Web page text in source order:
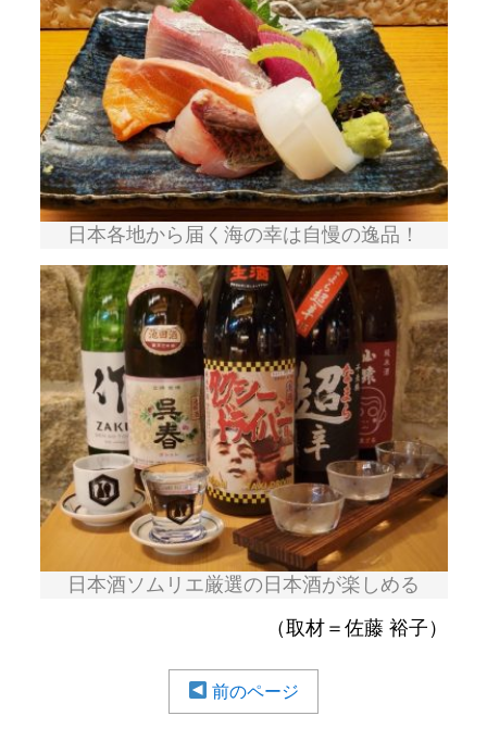
日本各地から届く海の幸は自慢の逸品！
日本酒ソムリエ厳選の日本酒が楽しめる
（取材＝佐藤 裕子）
前のページ